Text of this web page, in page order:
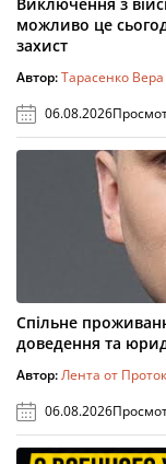
можливо це
захист
Автор:Тарасенко
06.08.2026
Спільне
доведення та
Автор:Лента от
06.08.2026